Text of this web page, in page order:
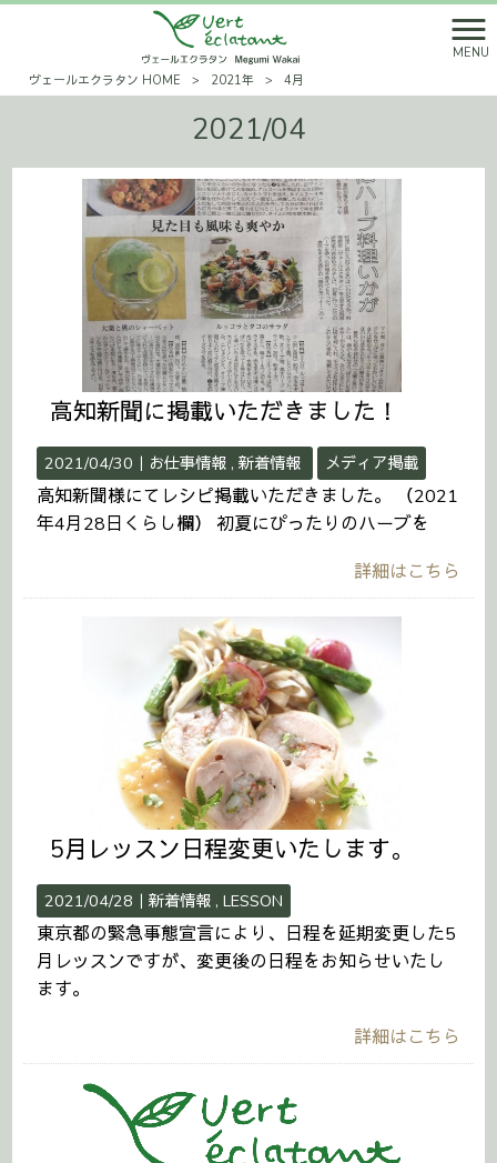
MENU
ヴェールエクラタン HOME
> 2021年 > 4月
2021/04
高知新聞に掲載いただきました！
2021/04/30｜ お仕事情報 新着情報 メディア掲載
高知新聞様にてレシピ掲載いただきました。 （2021
年4月28日くらし欄） 初夏にぴったりのハーブを
詳細はこちら
5月レッスン日程変更いたします。
2021/04/28｜新着情報 LESSON
東京都の緊急事態宣言により、日程を延期変更した5
月レッスンですが、変更後の日程をお知らせいたし
ます。
詳細はこちら